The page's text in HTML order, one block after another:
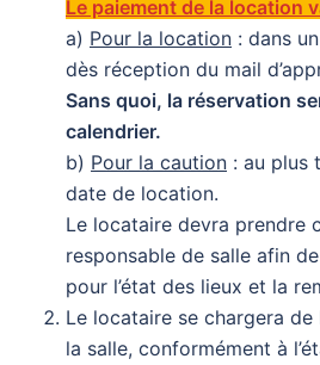
Le paiement de la location
a) Pour la location : dans
dès réception du mail
Sans quoi, la réservation
calendrier.
b) Pour la caution : au plus
date de location.
Le locataire devra prendre
responsable de salle afin
pour l’état des lieux et la
Le locataire se chargera
la salle, conformément à